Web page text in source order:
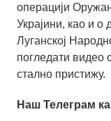
операцији
Украјини, као и
Луганској
погледати видео
стално пристижу.
Наш Телеграм